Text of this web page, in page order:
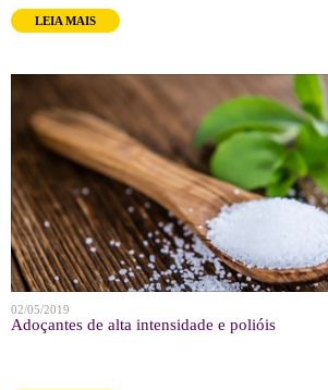
LEIA MAIS
02/05/2019
Adoçantes de alta intensidade e polióis